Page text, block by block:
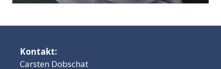
Kontakt:
Carsten Dobschat